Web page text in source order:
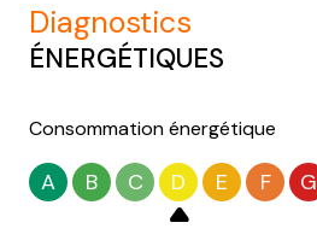
diagnostics
ÉNERGÉTIQUES
Consommation énergétique
A B C D E F G